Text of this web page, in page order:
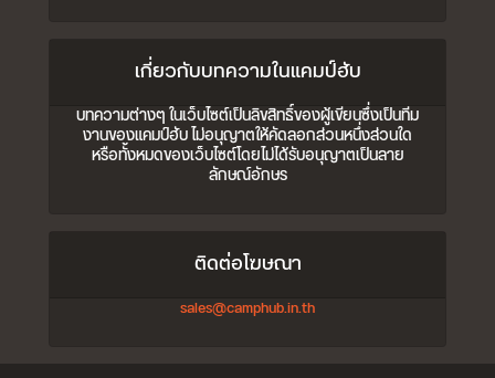
เกี่ยวกับบทความในแคมป์ฮับ
บทความต่างๆ ในเว็บไซต์เป็นลิขสิทธิ์ของผู้เขียนซึ่งเป็นทีม
งานของแคมป์ฮับ ไม่อนุญาตให้คัดลอกส่วนหนึ่งส่วนใด
หรือทั้งหมดของเว็บไซต์โดยไม่ได้รับอนุญาตเป็นลาย
ลักษณ์อักษร
ติดต่อโฆษณา
sales@camphub.in.th